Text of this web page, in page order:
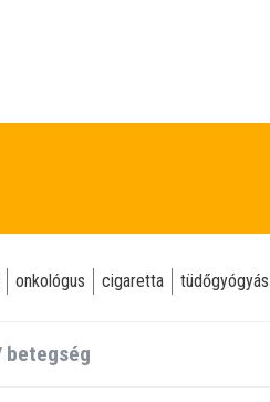
onkológus cigaretta